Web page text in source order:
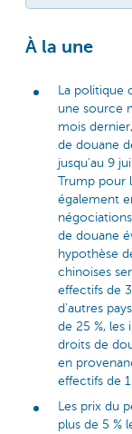
À la une
La
une source
mois
de douane
jusqu'au 9
Trump pour
également
de douane
hypothèse
chinoises
effectifs de
d'autres
de 25 %, les
droits de
en
effectifs de
Les prix du
plus de 5 %